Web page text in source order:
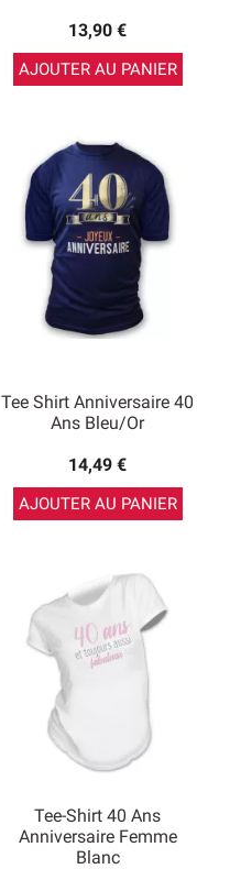
13,90 €
AJOUTER AU PANIER
Tee Shirt Anniversaire 40
Ans Bleu/Or
14,49 €
AJOUTER AU PANIER
Tee-Shirt 40 Ans
Anniversaire Femme
Blanc